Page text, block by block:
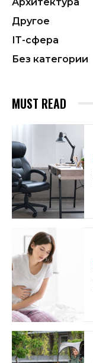
Другое
ІТ-сфера
Без категории
MUST READ